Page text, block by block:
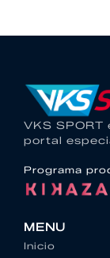
VKS SPORT
portal
Programa
MENU
Inicio